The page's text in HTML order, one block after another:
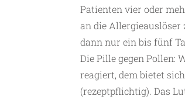
Patienten vier oder
an die Allergieauslöser
dann nur ein bis fünf
Die Pille gegen Pollen:
reagiert, dem bietet
(rezeptpflichtig). Das